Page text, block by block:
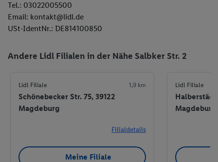
Tel.: 03022005500
Email: kontakt@lidl.de
USt-IdentNr.: DE814100850
Andere Lidl Filialen in der Nähe Salbker Str. 2
Lidl Filiale 1,9 km
Schönebecker Str. 75, 39122
Magdeburg
Filialdetails
Meine Filiale
Lidl Filiale
Magdeburg